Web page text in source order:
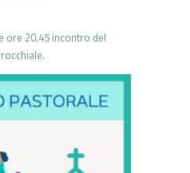
ore 20.45 incontro del